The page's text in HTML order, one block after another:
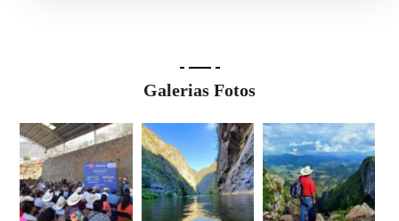
Galerias Fotos